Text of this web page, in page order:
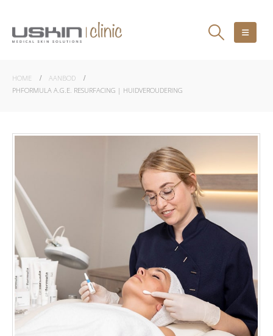
HOME
AANBOD
PHFORMULA A.G.E. RESURFACING | HUIDVEROUDERING